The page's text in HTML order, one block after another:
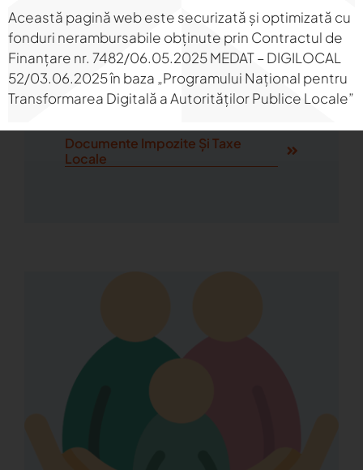
Impozite Și Taxe Locale
Documente Impozite Și Taxe
Locale
Această pagină web este securizată și optimizată cu
fonduri nerambursabile obținute prin Contractul de
Finanțare nr. 7482/06.05.2025 MEDAT – DIGILOCAL
52/03.06.2025 în baza „Programului Național pentru
Transformarea Digitală a Autorităților Publice Locale”